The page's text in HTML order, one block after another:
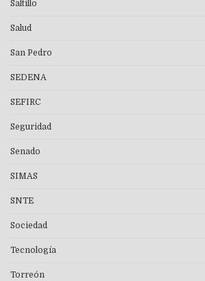
Saltillo
Salud
San Pedro
SEDENA
SEFIRC
Seguridad
Senado
SIMAS
SNTE
Sociedad
Tecnología
Torreón